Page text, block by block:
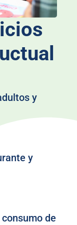
y
y
de